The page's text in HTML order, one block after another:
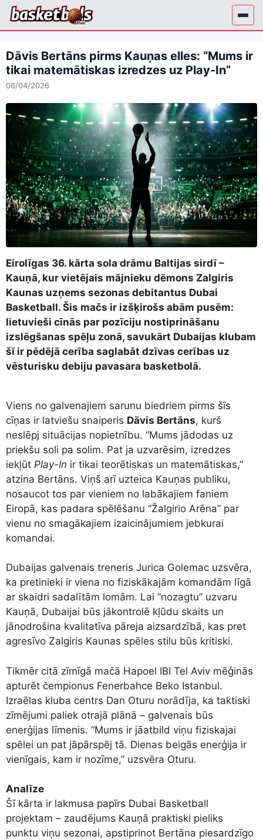
Skip
Dāvis Bertāns pirms Kauņas elles: “Mums ir
tikai matemātiskas izredzes uz Play-In”
06/04/2026
Eirolīgas 36. kārta sola drāmu Baltijas sirdī –
Kauņā, kur vietējais mājnieku dēmons Zalgiris
Kaunas uzņems sezonas debitantus Dubai
Basketball. Šis mačs ir izšķirošs abām pusēm:
lietuvieši cīnās par pozīciju nostiprināšanu
izslēgšanas spēļu zonā, savukārt Dubaijas klubam
šī ir pēdējā cerība saglabāt dzīvas cerības uz
vēsturisku debiju pavasara basketbolā.
Viens no galvenajiem sarunu biedriem pirms šīs
cīņas ir latviešu snaiperis Dāvis Bertāns, kurš
neslēpj situācijas nopietnību. “Mums jādodas uz
priekšu soli pa solim. Pat ja uzvarēsim, izredzes
iekļūt Play-In ir tikai teorētiskas un matemātiskas,”
atzina Bertāns. Viņš arī uzteica Kauņas publiku,
nosaucot tos par vieniem no labākajiem faniem
Eiropā, kas padara spēlēšanu “Žalgirio Arēna” par
vienu no smagākajiem izaicinājumiem jebkurai
komandai.
Dubaijas galvenais treneris Jurica Golemac uzsvēra,
ka pretinieki ir viena no fiziskākajām komandām līgā
ar skaidri sadalītām lomām. Lai “nozagtu” uzvaru
Kauņā, Dubaijai būs jākontrolē kļūdu skaits un
jānodrošina kvalitatīva pāreja aizsardzībā, kas pret
agresīvo Zalgiris Kaunas spēles stilu būs kritiski.
Tikmēr citā zīmīgā mačā Hapoel IBI Tel Aviv mēģinās
apturēt čempionus Fenerbahce Beko Istanbul.
Izraēlas kluba centrs Dan Oturu norādīja, ka taktiski
zīmējumi paliek otrajā plānā – galvenais būs
enerģijas līmenis. “Mums ir jāatbild viņu fiziskajai
spēlei un pat jāpārspēj tā. Dienas beigās enerģija ir
vienīgais, kam ir nozīme,” uzsvēra Oturu.
Analīze
Šī kārta ir lakmusa papīrs Dubai Basketball
projektam – zaudējums Kauņā praktiski pieliks
punktu viņu sezonai, apstiprinot Bertāna piesardzīgo